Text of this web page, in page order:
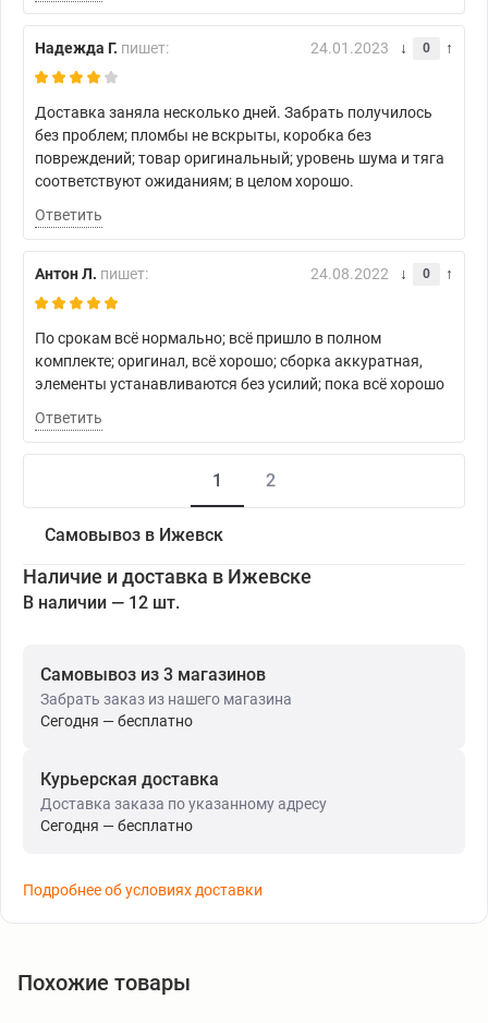
Надежда Г. пишет: 24.01.2023 0
Доставка заняла несколько дней. Забрать получилось
без проблем; пломбы не вскрыты, коробка без
повреждений; товар оригинальный; уровень шума и тяга
соответствуют ожиданиям; в целом хорошо.
Ответить
Антон Л. пишет: 24.08.2022 0
По срокам всё нормально; всё пришло в полном
комплекте; оригинал, всё хорошо; сборка аккуратная,
элементы устанавливаются без усилий; пока всё хорошо
Ответить
1 2
Самовывоз в Ижевск
Наличие и доставка в Ижевске
В наличии — 12 шт.
Самовывоз из 3 магазинов
Забрать заказ из нашего магазина
Сегодня — бесплатно
Курьерская доставка
Доставка заказа по указанному адресу
Сегодня — бесплатно
Подробнее об условиях доставки
Похожие товары